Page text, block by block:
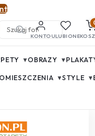
KONTOULUBIONE
▾OBRAZY ▾
▾STYLE ▾